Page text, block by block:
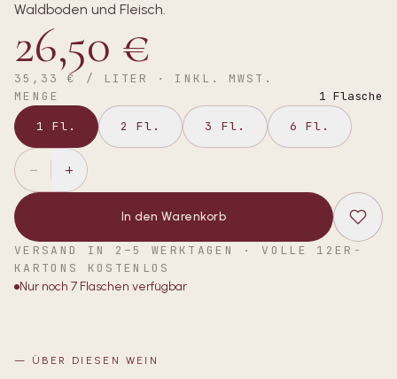
Waldboden und Fleisch.
26,50 €
35,33 €
/ LITER · INKL. MWST.
MENGE
1 Flasche
1
Fl. 2 Fl. 3 Fl. 6 Fl.
− +
In den Warenkorb
VERSAND IN 2–5 WERKTAGEN · VOLLE 12ER-
KARTONS KOSTENLOS
Nur noch 7 Flaschen verfügbar
— ÜBER DIESEN WEIN